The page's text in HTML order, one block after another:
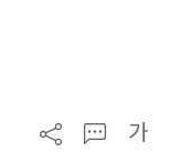
가